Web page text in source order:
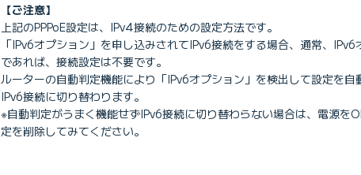
【ご注意】
上記のPPPoE設定は、IPv4接続のための設定方法です。
「IPv6オプション」を申し込みされてIPv6接続をする場合、通常、
であれば、接続設定は不要です。
ルーターの自動判定機能により「IPv6オプション」を検出して設定を自
IPv6接続に切り替わります。
※自動判定がうまく機能せずIPv6接続に切り替わらない場合は、電源を
定を削除してみてください。